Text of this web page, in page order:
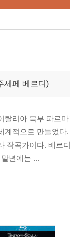
세페 베르디)
탈리아 북부 파르
계적으로 만들었
작곡가이다. 베르
년에는 ...